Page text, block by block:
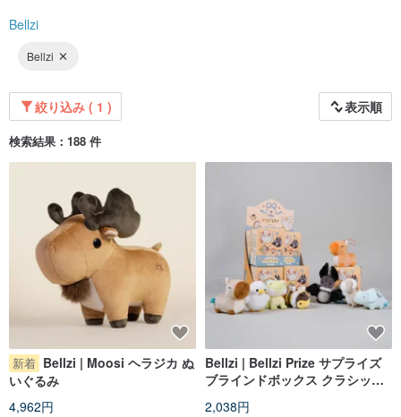
Bellzi
Bellzi
絞り込み ( 1 ) 表示順
検索結果：188 件
新着 Bellzi | Moosi ヘラジカ ぬ
いぐるみ
4,962円
Bellzi | Bellzi Prize サプライズ
ブラインドボックス クラシック
2,038円